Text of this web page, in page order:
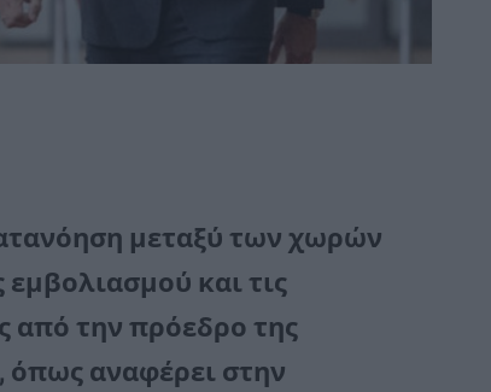
μεταξύ των χωρών
και τις
από την πρόεδρο της
όπως αναφέρει στην